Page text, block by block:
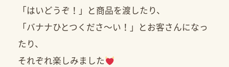
「はいどうぞ！」と商品を渡したり、
「バナナひとつくださ〜い！」とお客さんになっ
たり、
それぞれ楽しみました